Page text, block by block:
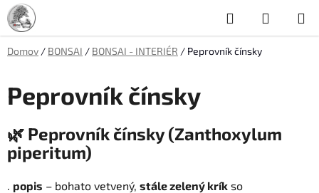
Prejsť
na
obsah
Hľadať
KOŠÍK
Domov / BONSAI / BONSAI - INTERIÉR / Peprovník čínsky
Peprovník čínsky
🌿 Peprovník čínsky (Zanthoxylum
piperitum)
popis – bohato vetvený, stále zelený krík so